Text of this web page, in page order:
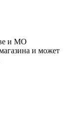
и МО
и может